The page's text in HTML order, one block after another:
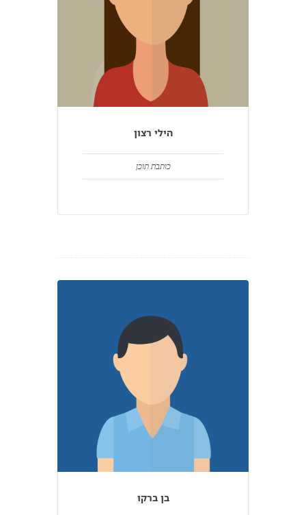
הילי רצון
כותבת תוכן
בן ברקו